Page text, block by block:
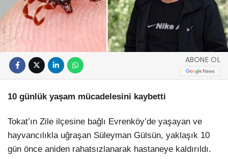
ABONE OL
10 günlük yaşam mücadelesini kaybetti
Tokat’ın Zile ilçesine bağlı Evrenköy’de yaşayan ve
hayvancılıkla uğraşan Süleyman Gülsün, yaklaşık 10
gün önce aniden rahatsızlanarak hastaneye kaldırıldı.